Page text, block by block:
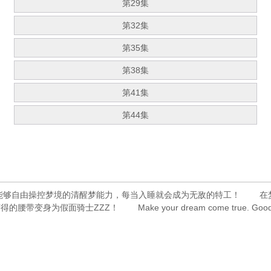
第29集
第32集
第35集
第38集
第41集
第44集
自由操控梦境的清醒梦能力，每当入睡就会成为无敌的特工！
得的腰带变身为假面骑士ZZZ！ Make your dream come true.